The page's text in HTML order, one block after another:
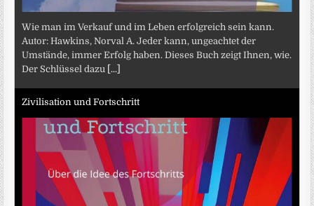
Wie man im Verkauf und im Leben erfolgreich sein kann.
Autor: Hawkins, Norval A. Jeder kann, ungeachtet der
Umstände, immer Erfolg haben. Dieses Buch zeigt Ihnen, wie.
Der Schlüssel dazu [...]
Zivilisation und Fortschritt